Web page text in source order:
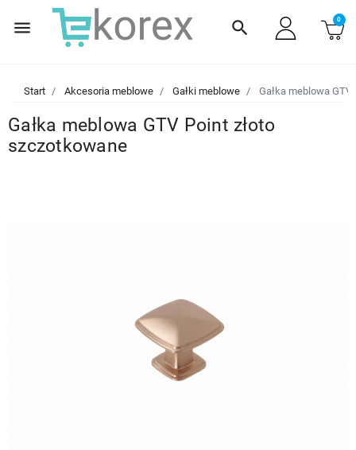
menu search 0
Start Akcesoria meblowe Gałki meblowe Gałka meblowa
Gałka meblowa GTV Point złoto
szczotkowane